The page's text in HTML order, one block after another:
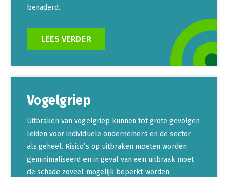
benaderd.
LEES VERDER
Vogelgriep
Uitbraken van vogelgriep kunnen tot grote gevolgen
leiden voor individuele ondernemers en de sector
als geheel. Risico’s op uitbraken moeten worden
geminimaliseerd en in geval van een uitbraak moet
de schade zoveel mogelijk beperkt worden.